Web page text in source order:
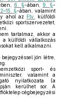
6. §-ában, 9. §-
§-ában, valamint
ahol az Ftv.
külföldi
sportszervezetet,
tartalmaz, akkor a
a külföldi vállalkozás
kell alkalmazni.
jön létre,
sport- és
valamint a
nyilatkozata (a
kerülhet sor. A
cégbejegyzési